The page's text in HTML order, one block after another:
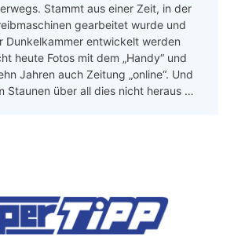
Stammt aus einer Zeit, in der
gearbeitet wurde und
Dunkelkammer entwickelt werden
heute Fotos mit dem „Handy“ und
Jahren auch Zeitung „online“. Und
Staunen über all dies nicht heraus …